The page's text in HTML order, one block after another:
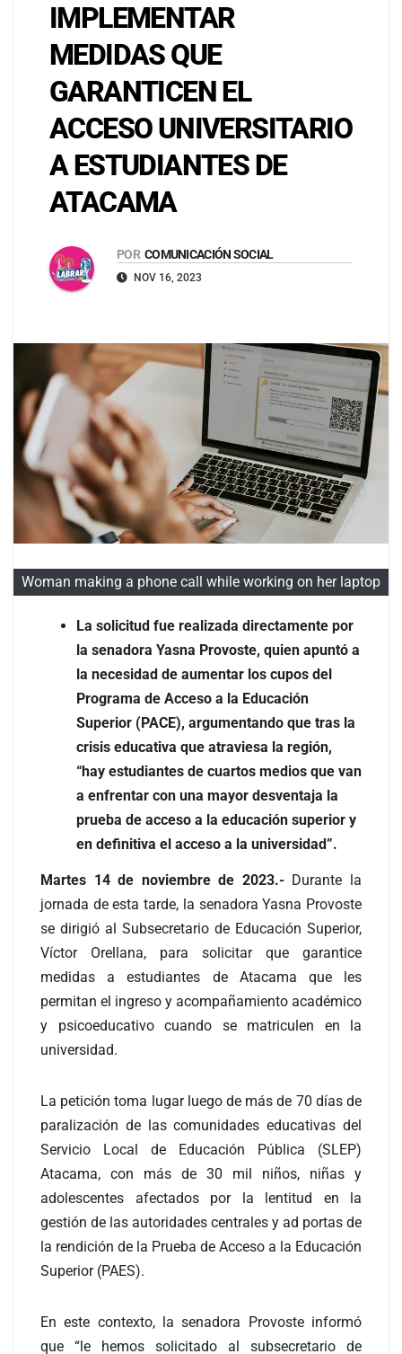
IMPLEMENTAR
MEDIDAS QUE
GARANTICEN EL
ACCESO UNIVERSITARIO
A ESTUDIANTES DE
ATACAMA
POR COMUNICACIÓN SOCIAL
NOV 16, 2023
Woman making a phone call while working on her laptop
La solicitud fue realizada directamente por
la senadora Yasna Provoste, quien apuntó a
la necesidad de aumentar los cupos del
Programa de Acceso a la Educación
Superior (PACE), argumentando que tras la
crisis educativa que atraviesa la región,
“hay estudiantes de cuartos medios que van
a enfrentar con una mayor desventaja la
prueba de acceso a la educación superior y
en definitiva el acceso a la universidad”.
Martes 14 de noviembre de 2023.- Durante la
jornada de esta tarde, la senadora Yasna Provoste
se dirigió al Subsecretario de Educación Superior,
Víctor Orellana, para solicitar que garantice
medidas a estudiantes de Atacama que les
permitan el ingreso y acompañamiento académico
y psicoeducativo cuando se matriculen en la
universidad.
La petición toma lugar luego de más de 70 días de
paralización de las comunidades educativas del
Servicio Local de Educación Pública (SLEP)
Atacama, con más de 30 mil niños, niñas y
adolescentes afectados por la lentitud en la
gestión de las autoridades centrales y ad portas de
la rendición de la Prueba de Acceso a la Educación
Superior (PAES).
En este contexto, la senadora Provoste informó
que “le hemos solicitado al subsecretario de